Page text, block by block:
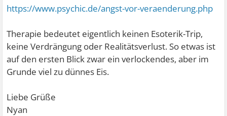
https://www.psychic.de/angst-vor-veraenderung.php
Therapie bedeutet eigentlich keinen Esoterik-Trip,
keine Verdrängung oder Realitätsverlust. So etwas ist
auf den ersten Blick zwar ein verlockendes, aber im
Grunde viel zu dünnes Eis.
Liebe Grüße
Nyan